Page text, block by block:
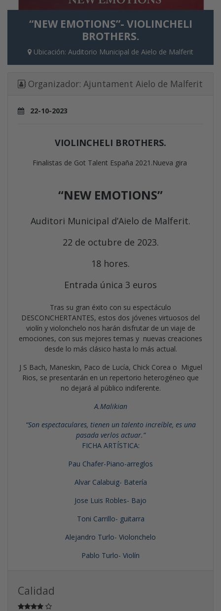
“NEW EMOTIONS”- VIOLINCHELI
BROTHERS.
Ubicación: Auditorio Municipal de Aielo de Malferit
Organizador: Ajuntament Aielo de Malferit
22-10-2023
VIOLINCHELI BROTHERS.
Finalistas de Got Talent España 2021.Nueva gira
“NEW EMOTIONS”
Auditori Municipal d’Aielo de Malferit.
22 de octubre de 2023.
18 hores.
Entrada única 3 euros
Tras su gran éxito con su espectáculo
DESCONCHERTANTES, estos dos jóvenes virtuosos del
violín y violonchelo nos harán disfrutar de un viaje de
emociones, con sus mejores temas y nuevas creaciones
desde lo más clásico hasta lo más actual.
J S Bach, Maneskin, Paco de Lucía, Chick Corea o Miguel
Rios, se presentarán en un repertorio heterogéneo que
no dejará al público indiferente.
A.Malikian
“Son espectaculares, tienen un talento increíble, es una
pasada verlos actuar.”
FICHA ARTÍSTICA:
Pau Chafer-Piano-arreglos
Alvar Calabuig- Batería
Jose Luis Robles- Bajo
Toni Carrillo- guitarra
Alejandro Turlo- Violonchelo
Pablo Turlo- Violín
Calidad